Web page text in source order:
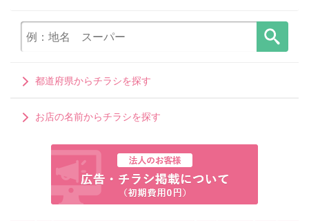
都道府県からチラシを探す
お店の名前からチラシを探す